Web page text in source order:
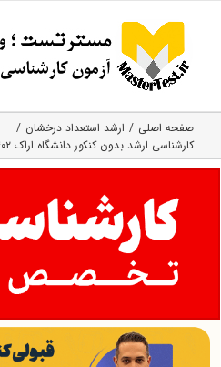
content
صفحه اصلی
ارشد استعداد درخشان
کارشناسی ارشد بدون کنکور دانشگاه اراک ۱۴۰۲